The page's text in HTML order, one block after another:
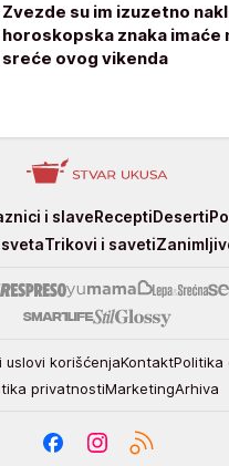
Zvezde su im izuzetno
horoskopska znaka imaće
sreće ovog vikenda
i slaveReceptiDeserti
Trikovi i saveti
uslovi korišćenjaKontaktPolitika
privatnostiMarketingArhiva